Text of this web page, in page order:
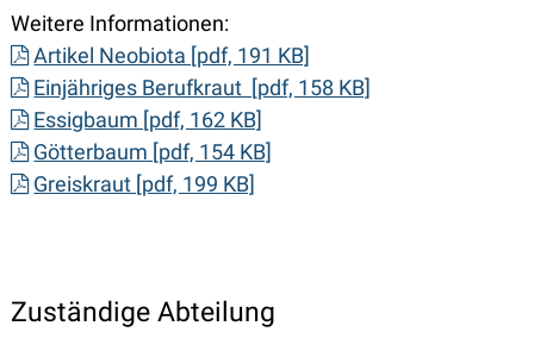
Weitere Informationen:
Artikel Neobiota [pdf, 191 KB]
Einjähriges Berufkraut [pdf, 158 KB]
Essigbaum [pdf, 162 KB]
Götterbaum [pdf, 154 KB]
Greiskraut [pdf, 199 KB]
Zuständige Abteilung